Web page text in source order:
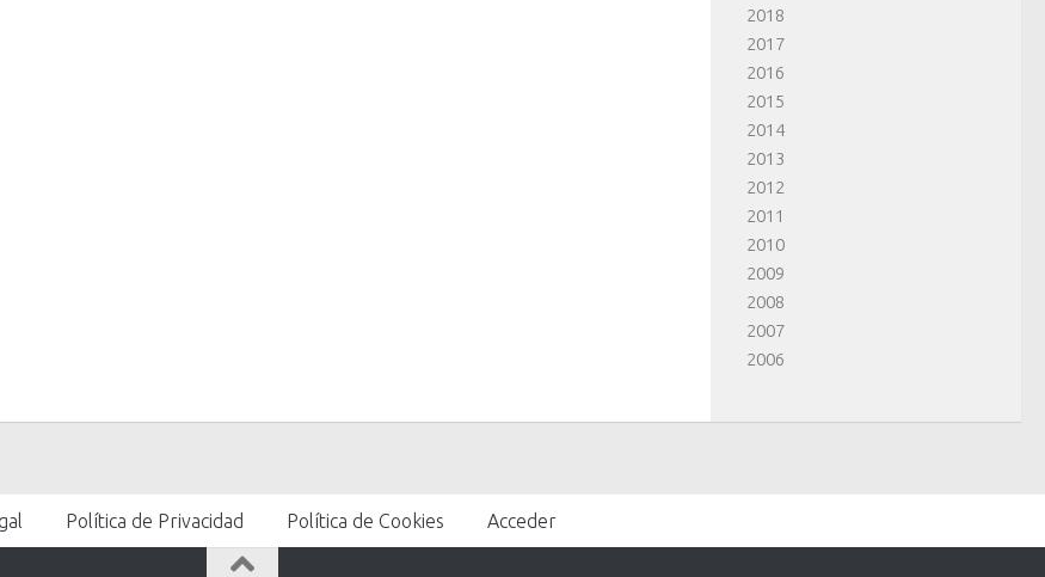
2018
2017
2016
2015
2014
2013
2012
2011
2010
2009
2008
2007
2006
Política de Privacidad Política de Cookies Acceder